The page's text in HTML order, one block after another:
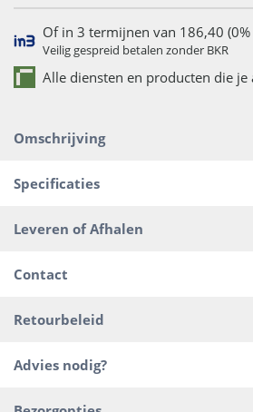
Of in 3 termijnen van 186,40 (0%
Veilig gespreid betalen zonder BKR
Alle diensten en producten die je
Omschrijving
Specificaties
Leveren of Afhalen
Contact
Retourbeleid
Advies nodig?